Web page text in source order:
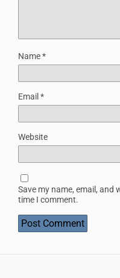
Name*
Email *
Website
Save my name, email, and
time I comment.